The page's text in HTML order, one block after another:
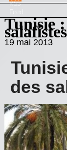
RSS
Tunisie
19 mai 2013
des